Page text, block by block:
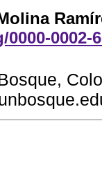
0002-